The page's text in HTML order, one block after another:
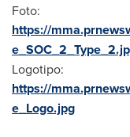
Foto:
https://
Logotipo:
https://
e_Logo.jpg